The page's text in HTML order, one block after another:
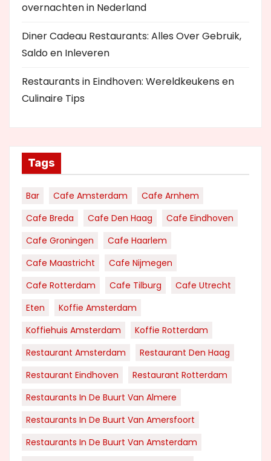
overnachten in Nederland
Diner Cadeau Restaurants: Alles Over Gebruik,
Saldo en Inleveren
Restaurants in Eindhoven: Wereldkeukens en
Culinaire Tips
Tags
Bar Cafe Amsterdam
Cafe Arnhem
Cafe Breda
Cafe Den Haag
Cafe Eindhoven
Cafe Groningen
Cafe Haarlem
Cafe Maastricht
Cafe Nijmegen
Cafe Rotterdam
Cafe Tilburg
Cafe Utrecht
Eten
Koffie Amsterdam
Koffiehuis Amsterdam
Koffie Rotterdam
Restaurant Amsterdam
Restaurant Den Haag
Restaurant Eindhoven
Restaurant Rotterdam
Restaurants In De Buurt Van Almere
Restaurants In De Buurt Van Amersfoort
Restaurants In De Buurt Van Amsterdam